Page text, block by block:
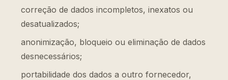
correção de dados incompletos, inexatos ou
desatualizados;
anonimização, bloqueio ou eliminação de dados
desnecessários;
portabilidade dos dados a outro fornecedor,